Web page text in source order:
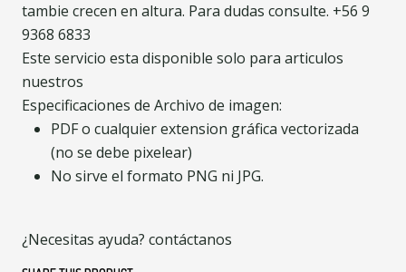
tambie crecen en altura. Para dudas consulte. +56 9
9368 6833
Este servicio esta disponible solo para articulos
nuestros
Especificaciones de Archivo de imagen:
PDF o cualquier extension gráfica vectorizada
(no se debe pixelear)
No sirve el formato PNG ni JPG.
¿Necesitas ayuda? contáctanos